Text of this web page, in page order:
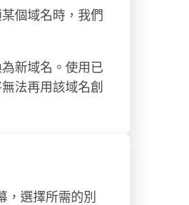
個域名時，我們
新域名。使用已
法再用該域名創
，選擇所需的別